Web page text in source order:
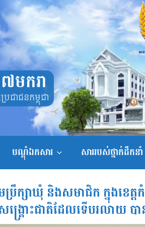
មករា
ជាជនកម្ពុជា
បណ្តុំឯកសារ សាររបស់ថ្នាក់ដឹកនាំ
ប្រឹក្សាឃុំ និងសមាជិក ក្នុងខេ
គ្រោះជាតិ​ដែលទើបរលាយ ប